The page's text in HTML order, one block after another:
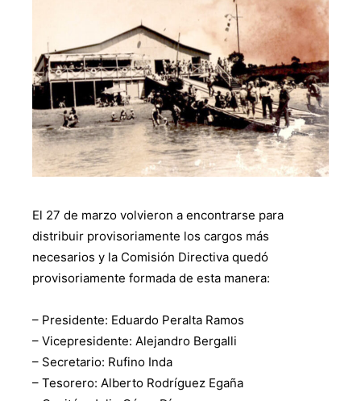
El 27 de marzo volvieron a encontrarse para
distribuir provisoriamente los cargos más
necesarios y la Comisión Directiva quedó
provisoriamente formada de esta manera:
– Presidente: Eduardo Peralta Ramos
– Vicepresidente: Alejandro Bergalli
– Secretario: Rufino Inda
– Tesorero: Alberto Rodríguez Egaña